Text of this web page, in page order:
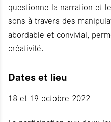
questionne la narration et
sons à travers des
abordable et convivial,
créativité.
Dates et lieu
18 et 19 octobre 2022